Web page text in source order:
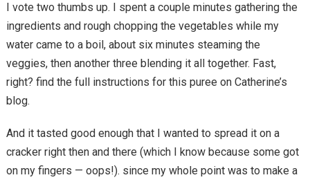
I vote two thumbs up. I spent a couple minutes gathering the
ingredients and rough chopping the vegetables while my
water came to a boil, about six minutes steaming the
veggies, then another three blending it all together. Fast,
right? find the full instructions for this puree on Catherine’s
blog.
And it tasted good enough that I wanted to spread it on a
cracker right then and there (which I know because some got
on my fingers — oops!). since my whole point was to make a